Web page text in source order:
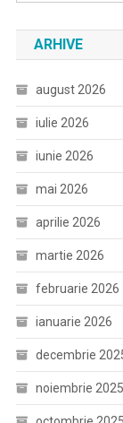
ARHIVE
august 2026
iulie 2026
iunie 2026
mai 2026
aprilie 2026
martie 2026
februarie 2026
ianuarie 2026
decembrie
noiembrie 2025